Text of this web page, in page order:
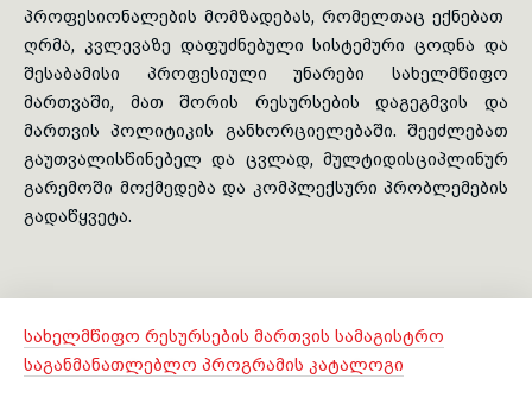
პროფესიონალების მომზადებას, რომელთაც ექნებათ
ღრმა, კვლევაზე დაფუძნებული სისტემური ცოდნა და
შესაბამისი პროფესიული უნარები სახელმწიფო
მართვაში, მათ შორის რესურსების დაგეგმვის და
მართვის პოლიტიკის განხორციელებაში. შეეძლებათ
გაუთვალისწინებელ და ცვლად, მულტიდისციპლინურ
გარემოში მოქმედება და კომპლექსური პრობლემების
გადაწყვეტა.
სახელმწიფო რესურსების მართვის სამაგისტრო
საგანმანათლებლო პროგრამის კატალოგი